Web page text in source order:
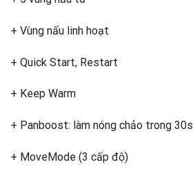
+ Vùng nấu linh hoạt
+ Quick Start, Restart
+ Keep Warm
+ Panboost: làm nóng chảo trong 30s
+ MoveMode (3 cấp độ)